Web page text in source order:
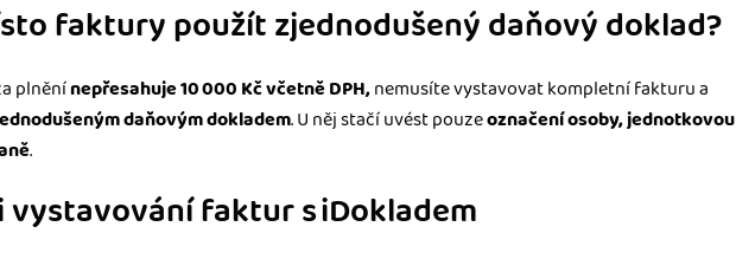
faktury použít zjednodušený daňový doklad?
plněnínepřesahuje 10 000 Kč včetně DPH,nemusíte vystavovat kompletní fakturu a
daňovým dokladem. U něj stačí uvést pouzeoznačení osoby,jednotkovou
.
vystavování faktur s iDokladem